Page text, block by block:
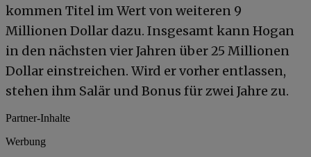
kommen Titel im Wert von weiteren 9
Millionen Dollar dazu. Insgesamt kann Hogan
in den nächsten vier Jahren über 25 Millionen
Dollar einstreichen. Wird er vorher entlassen,
stehen ihm Salär und Bonus für zwei Jahre zu.
Partner-Inhalte
Werbung